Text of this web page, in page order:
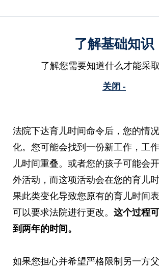
了解基础知识
了解您需要知道什么才能采取
关闭 -
法院下达育儿时间命令后，您的情
化。您可能会找到一份新工作，工
儿时间重叠。或者您的孩子可能会
外活动，而这项活动会在您的育儿
果此类变化导致您原有的育儿时间
可以要求法院进行更改。 这个过程
到两年的时间。
如果您担心并希望严格限制另一方